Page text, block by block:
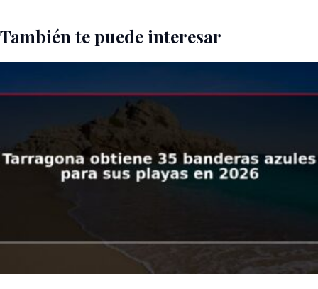
También te puede interesar